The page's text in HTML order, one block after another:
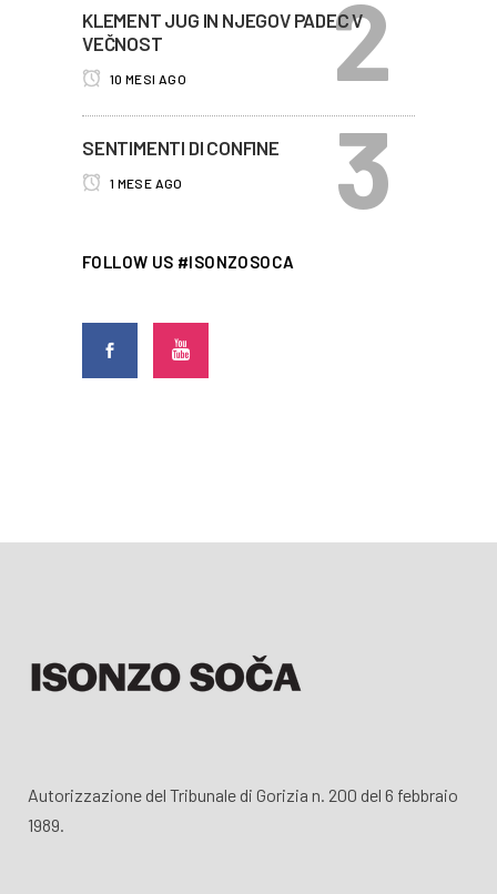
KLEMENT JUG IN NJEGOV PADEC V
VEČNOST
10 MESI AGO
SENTIMENTI DI CONFINE
1 MESE AGO
FOLLOW US #ISONZOSOCA
Autorizzazione del Tribunale di Gorizia n. 200 del 6 febbraio
1989.